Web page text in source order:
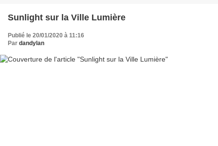
Sunlight sur la Ville Lumière
Publié le 20/01/2020 à 11:16
Par dandylan